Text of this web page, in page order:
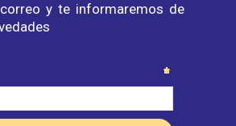
y te informaremos de